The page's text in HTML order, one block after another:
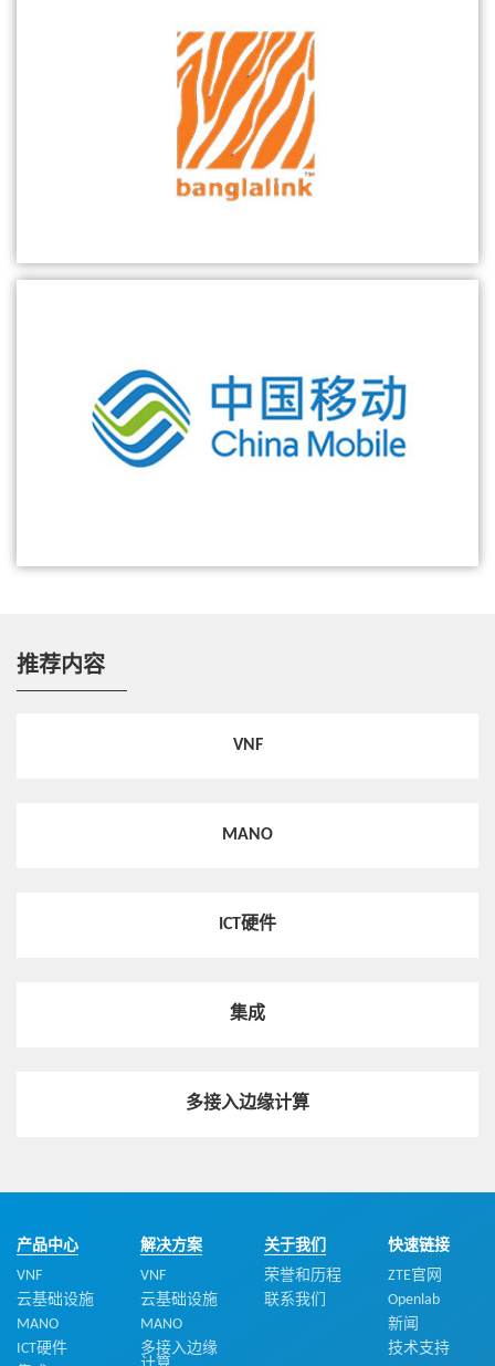
3分钟，速读网络切片，了解5G实力网红
5G时代，从行业看云网挑战
热点技术
稳如磐石，分布式存储为云化核心网保驾护航
中兴通讯Access CDN方案，助力MEC大视频业务部
ETSI MEC发布应用编排管理技术规范：支撑边缘计
关于容器管理服务OpenStack Zun的介绍
中兴通讯中标中国移动5G SA核心网商用网络
推荐内容
VNF
MANO
ICT硬件
集成
多接入边缘计算
产品中心
VNF
云基础设施
MANO
ICT硬件
解决方案
VNF
云基础设施
MANO
多接入边缘
关于我们
荣誉和历程
联系我们
快速链接
ZTE官网
Openlab
新闻
技术支持